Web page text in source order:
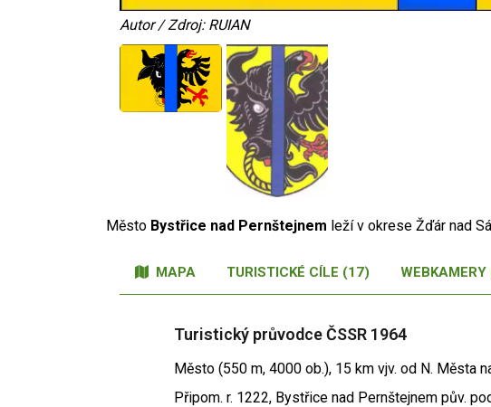
Autor / Zdroj: RUIAN
Město Bystřice nad Pernštejnem leží v okrese Žďár nad
MAPA TURISTICKÉ CÍLE (17) WEBKAMERY
Turistický průvodce ČSSR 1964
Město (550 m, 4000 ob.), 15 km vjv. od N. Města
Připom. r. 1222, Bystřice nad Pernštejnem pův.